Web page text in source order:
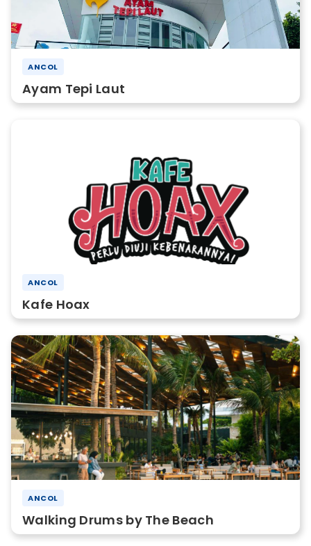
ANCOL
Ayam Tepi Laut
ANCOL
Kafe Hoax
ANCOL
Walking Drums by The Beach